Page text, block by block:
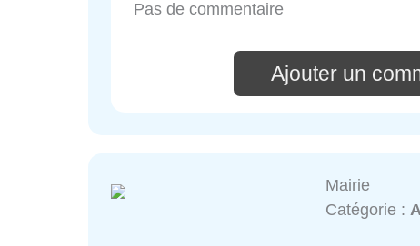
Pas de commentaire
Ajouter un
Mairie
Catégorie :